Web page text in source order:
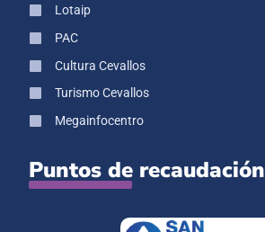
Lotaip
PAC
Cultura Cevallos
Turismo Cevallos
Megainfocentro
Puntos de recaudación